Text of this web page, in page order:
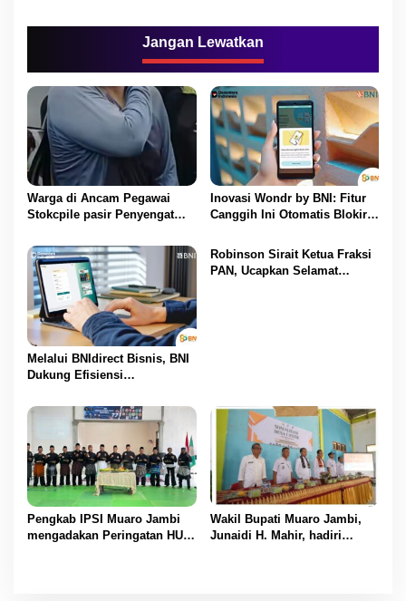
s
p
o
s
Jangan Lewatkan
Warga di Ancam Pegawai
Stokcpile pasir Penyengat
Inovasi Wondr by BNI: Fitur
Canggih Ini Otomatis Blokir
Masuk
Melalui BNIdirect Bisnis, BNI
Dukung Efisiensi
UMKM
Robinson Sirait Ketua Fraksi
PAN, Ucapkan Selamat
Pengkab IPSI Muaro Jambi
mengadakan Peringatan HUT
Wakil Bupati Muaro Jambi,
Junaidi H. Mahir, hadiri